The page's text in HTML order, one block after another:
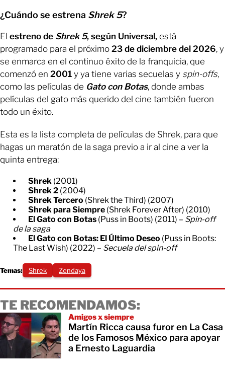
¿Cuándo se estrena Shrek 5?
El estreno de Shrek 5, según Universal, está
programado para el próximo 23 de diciembre del 2026, y
se enmarca en el continuo éxito de la franquicia, que
comenzó en 2001 y ya tiene varias secuelas y spin-offs,
como las películas de Gato con Botas, donde ambas
películas del gato más querido del cine también fueron
todo un éxito.
Esta es la lista completa de películas de Shrek, para que
hagas un maratón de la saga previo a ir al cine a ver la
quinta entrega:
Shrek (2001)
Shrek 2 (2004)
Shrek Tercero (Shrek the Third) (2007)
Shrek para Siempre (Shrek Forever After) (2010)
El Gato con Botas (Puss in Boots) (2011) – Spin-off
de la saga
El Gato con Botas: El Último Deseo (Puss in Boots:
The Last Wish) (2022) – Secuela del spin-off
Temas: Shrek Zendaya
TE RECOMENDAMOS:
Amigos x siempre
Martín Ricca causa furor en La Casa
de los Famosos México para apoyar
a Ernesto Laguardia